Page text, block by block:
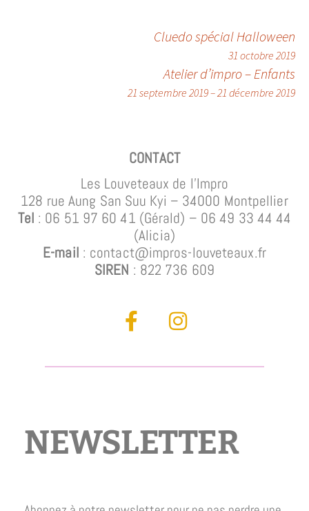
Cluedo spécial Halloween
31 octobre 2019
Atelier d’impro – Enfants
21 septembre 2019–21 décembre 2019
CONTACT
Les Louveteaux de l’Impro
128 rue Aung San Suu Kyi – 34000 Montpellier
Tel : 06 51 97 60 41 (Gérald) – 06 49 33 44 44
(Alicia)
E-mail : contact@impros-louveteaux.fr
SIREN : 822 736 609
NEWSLETTER